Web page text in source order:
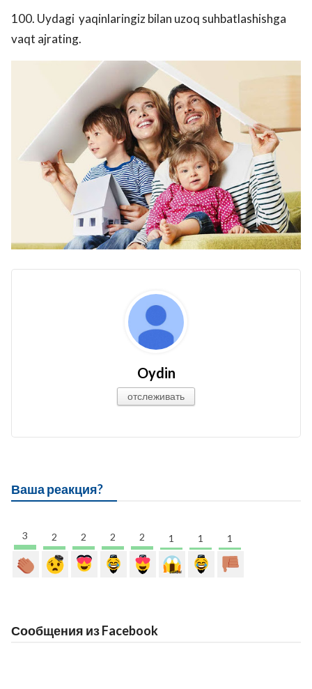
100. Uydagi yaqinlaringiz bilan uzoq suhbatlashishga
vaqt ajrating.
Oydin
отслеживать
Ваша реакция?
3 2 2 2 2 1 1 1
Сообщения из Facebook